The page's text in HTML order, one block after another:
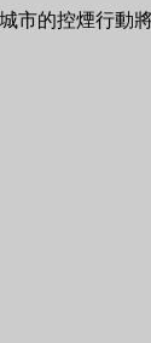
市的控煙行動